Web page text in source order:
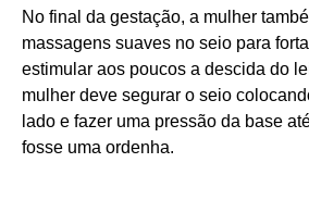
No final da gestação, a mulher
massagens suaves no seio para
estimular aos poucos a descida do
mulher deve segurar o seio
lado e fazer uma pressão da base
fosse uma ordenha.